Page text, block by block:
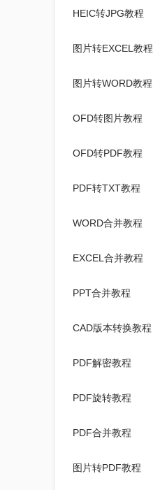
HEIC转JPG教程
图片转EXCEL教程
图片转WORD教程
OFD转图片教程
OFD转PDF教程
PDF转TXT教程
WORD合并教程
EXCEL合并教程
PPT合并教程
CAD版本转换教程
PDF解密教程
PDF旋转教程
PDF合并教程
图片转PDF教程